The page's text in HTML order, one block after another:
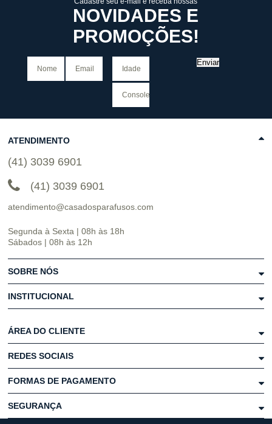
NOVIDADES E
PROMOÇÕES!
Enviar
ATENDIMENTO
(41) 3039 6901
(41) 3039 6901
atendimento@casadosparafusos.com
Segunda à Sexta | 08h às 18h
Sábados | 08h às 12h
SOBRE NÓS
INSTITUCIONAL
ÁREA DO CLIENTE
REDES SOCIAIS
FORMAS DE PAGAMENTO
SEGURANÇA